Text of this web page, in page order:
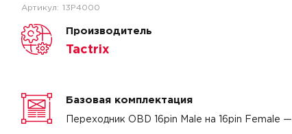
Артикул: 13P4000
Производитель
Tactrix
Базовая комплектация
Переходник OBD 16pin Male на 16pin Female —